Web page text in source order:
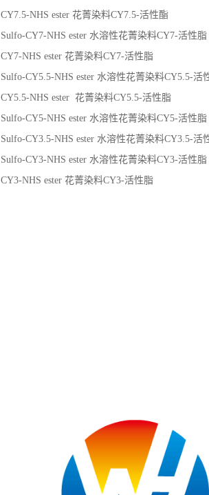
CY7.5-NHS ester 花菁染料CY7.5-活性酯
Sulfo-CY7-NHS ester 水溶性花菁染料CY7-活性脂
CY7-NHS ester 花菁染料CY7-活性脂
Sulfo-CY5.5-NHS ester 水溶性花菁染料CY5.5-活
CY5.5-NHS ester 花菁染料CY5.5-活性脂
Sulfo-CY5-NHS ester 水溶性花菁染料CY5-活性脂
Sulfo-CY3.5-NHS ester 水溶性花菁染料CY3.5-活
Sulfo-CY3-NHS ester 水溶性花菁染料CY3-活性
CY3-NHS ester 花菁染料CY3-活性脂